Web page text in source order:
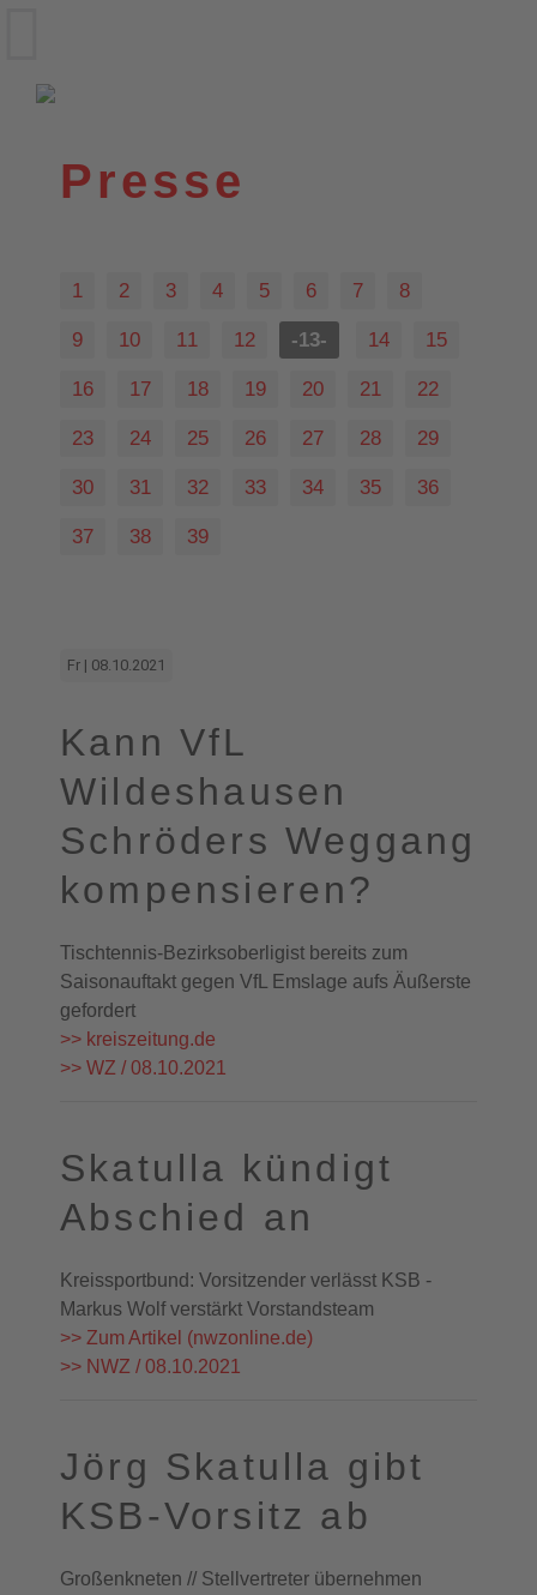
Presse
1 2 3 4 5 6 7 8
9 10 11 12 -13- 14 15
16 17 18 19 20 21 22
23 24 25 26 27 28 29
30 31 32 33 34 35 36
37 38 39
Fr | 08.10.2021
Kann VfL
Wildeshausen
Schröders Weggang
kompensieren?
Tischtennis-Bezirksoberligist bereits zum
Saisonauftakt gegen VfL Emslage aufs Äußerste
gefordert
>> kreiszeitung.de
>> WZ / 08.10.2021
Skatulla kündigt
Abschied an
Kreissportbund: Vorsitzender verlässt KSB -
Markus Wolf verstärkt Vorstandsteam
>> Zum Artikel (nwzonline.de)
>> NWZ / 08.10.2021
Jörg Skatulla gibt
KSB-Vorsitz ab
Großenkneten // Stellvertreter übernehmen